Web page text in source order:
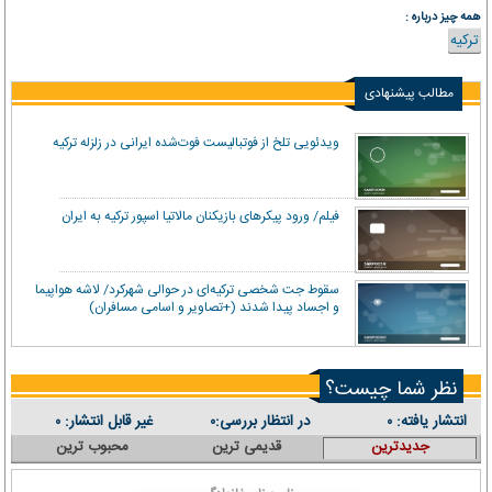
همه چیز درباره :
ترکیه
مطالب پیشنهادی
ویدئویی تلخ از فوتبالیست فوت‌شده ایرانی در زلزله ترکیه
فیلم/ ورود پیکرهای بازیکنان مالاتیا اسپور ترکیه به ایران
سقوط جت شخصی ترکیه‌ای در حوالی شهرکرد/ لاشه هواپیما
و اجساد پیدا شدند (+تصاویر و اسامی مسافران)
نظر شما چیست؟
انتشار یافته: ۰ در انتظار بررسی:۰ غیر قابل انتشار: ۰
جدیدترین قدیمی ترین محبوب ترین